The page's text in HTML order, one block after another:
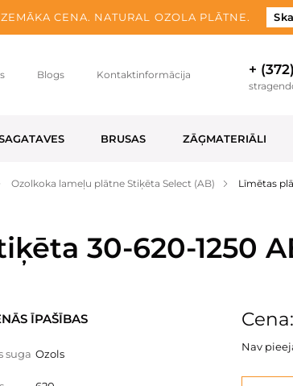
CENA. NATURAL OZOLA PLĀTNE.
Blogs Kontaktinformācija +
BRUSAS ZĀĢMATERIĀLI
Ozolkoka lameļu plātne Stiķēta Select (AB) Līmētas
30-620-1250
ĪPAŠĪBAS
suga Ozols
Nav